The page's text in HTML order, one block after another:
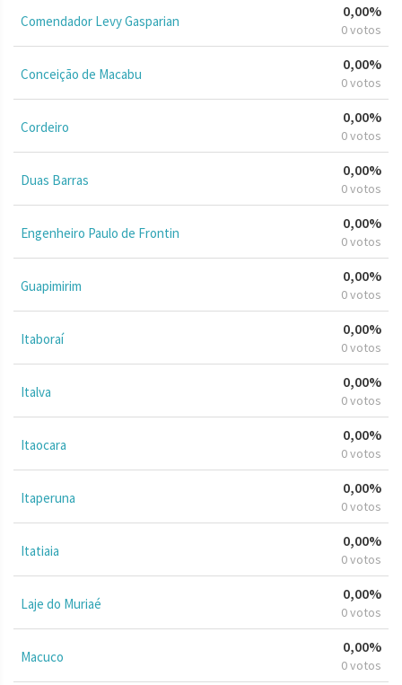
Comendador Levy Gasparian
0,00%
0 votos
Conceição de Macabu
0,00%
0 votos
Cordeiro
0,00%
0 votos
Duas Barras
0,00%
0 votos
Engenheiro Paulo de Frontin
0,00%
0 votos
Guapimirim
0,00%
0 votos
Itaboraí
0,00%
0 votos
Italva
0,00%
0 votos
Itaocara
0,00%
0 votos
Itaperuna
0,00%
0 votos
Itatiaia
0,00%
0 votos
Laje do Muriaé
0,00%
0 votos
Macuco
0,00%
0 votos